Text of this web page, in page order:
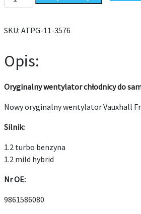
SKU:ATPG-11-3576
Opis:
Oryginalny wentylator chłodnicy do
Nowy oryginalny wentylator Vauxhall
Silnik:
1.2 turbo benzyna
1.2 mild hybrid
Nr OE:
9861586080